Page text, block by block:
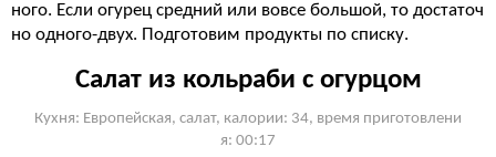
ного. Если огурец средний или вовсе большой, то достаточ
но одного-двух. Подготовим продукты по списку.
Салат из кольраби с огурцом
Кухня: Европейская, cалат, калории: 34, время приготовлени
я: 00:17